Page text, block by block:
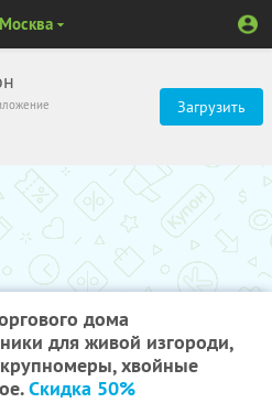
Загрузить
Москва
дома
для живой изгороди,
хвойные
Скидка 50%